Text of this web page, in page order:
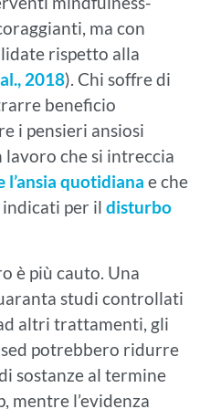
ma con
rispetto alla
2018). Chi soffre di
beneficio
i pensieri ansiosi
lavoro che si intreccia
l’ansia quotidiana e che
per il disturbo
è più cauto. Una
studi controllati
altri trattamenti, gli
potrebbero ridurre
sostanze al termine
mentre l’evidenza